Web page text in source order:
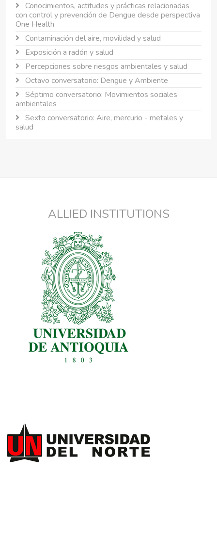
Conocimientos, actitudes y prácticas relacionadas
con control y prevención de Dengue desde perspectiva
One Health
Contaminación del aire, movilidad y salud
Exposición a radón y salud
Percepciones sobre riesgos ambientales y salud
Octavo conversatorio: Dengue y Ambiente
Séptimo conversatorio: Movimientos sociales
ambientales
Sexto conversatorio: Aire, mercurio - metales y
salud
ALLIED INSTITUTIONS